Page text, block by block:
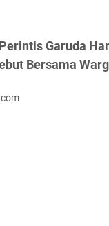
Garuda
Bersama